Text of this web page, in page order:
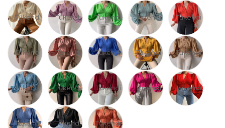
Tükendi Tükendi Tükendi Tükendi Tükendi
Tükendi Tükendi Tükendi Tükendi Tükendi
Tükendi Tükendi Tükendi Tükendi Tükendi
Tükendi Tükendi Tükendi